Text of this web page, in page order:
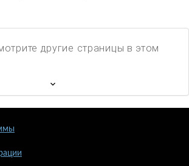
другие страницы в этом